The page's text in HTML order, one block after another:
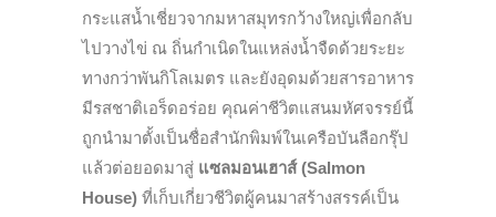
กระแสน้ำเชี่ยวจากมหาสมุทรกว้างใหญ่เพื่อกลับ
ไปวางไข่ ณ ถิ่นกำเนิดในแหล่งน้ำจืดด้วยระยะ
ทางกว่าพันกิโลเมตร และยังอุดมด้วยสารอาหาร
มีรสชาติเอร็ดอร่อย คุณค่าชีวิตแสนมหัศจรรย์นี้
ถูกนำมาตั้งเป็นชื่อสำนักพิมพ์ในเครือบันลือกรุ๊ป
แล้วต่อยอดมาสู่ แซลมอนเฮาส์ (Salmon
House) ที่เก็บเกี่ยวชีวิตผู้คนมาสร้างสรรค์เป็น